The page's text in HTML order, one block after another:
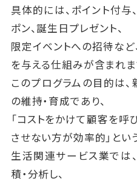
具体的には、ポイント付与
ポン、誕生日プレゼント、
限定イベントへの招待など
を与える仕組みが含まれま
このプログラムの目的は
の維持・育成であり、
「コストをかけて顧客を呼
させない方が効率的」とい
生活関連サービス業では
積・分析し、